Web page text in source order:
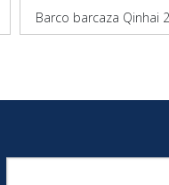
Barco barcaza Qinhai
tiempo de ciclo de